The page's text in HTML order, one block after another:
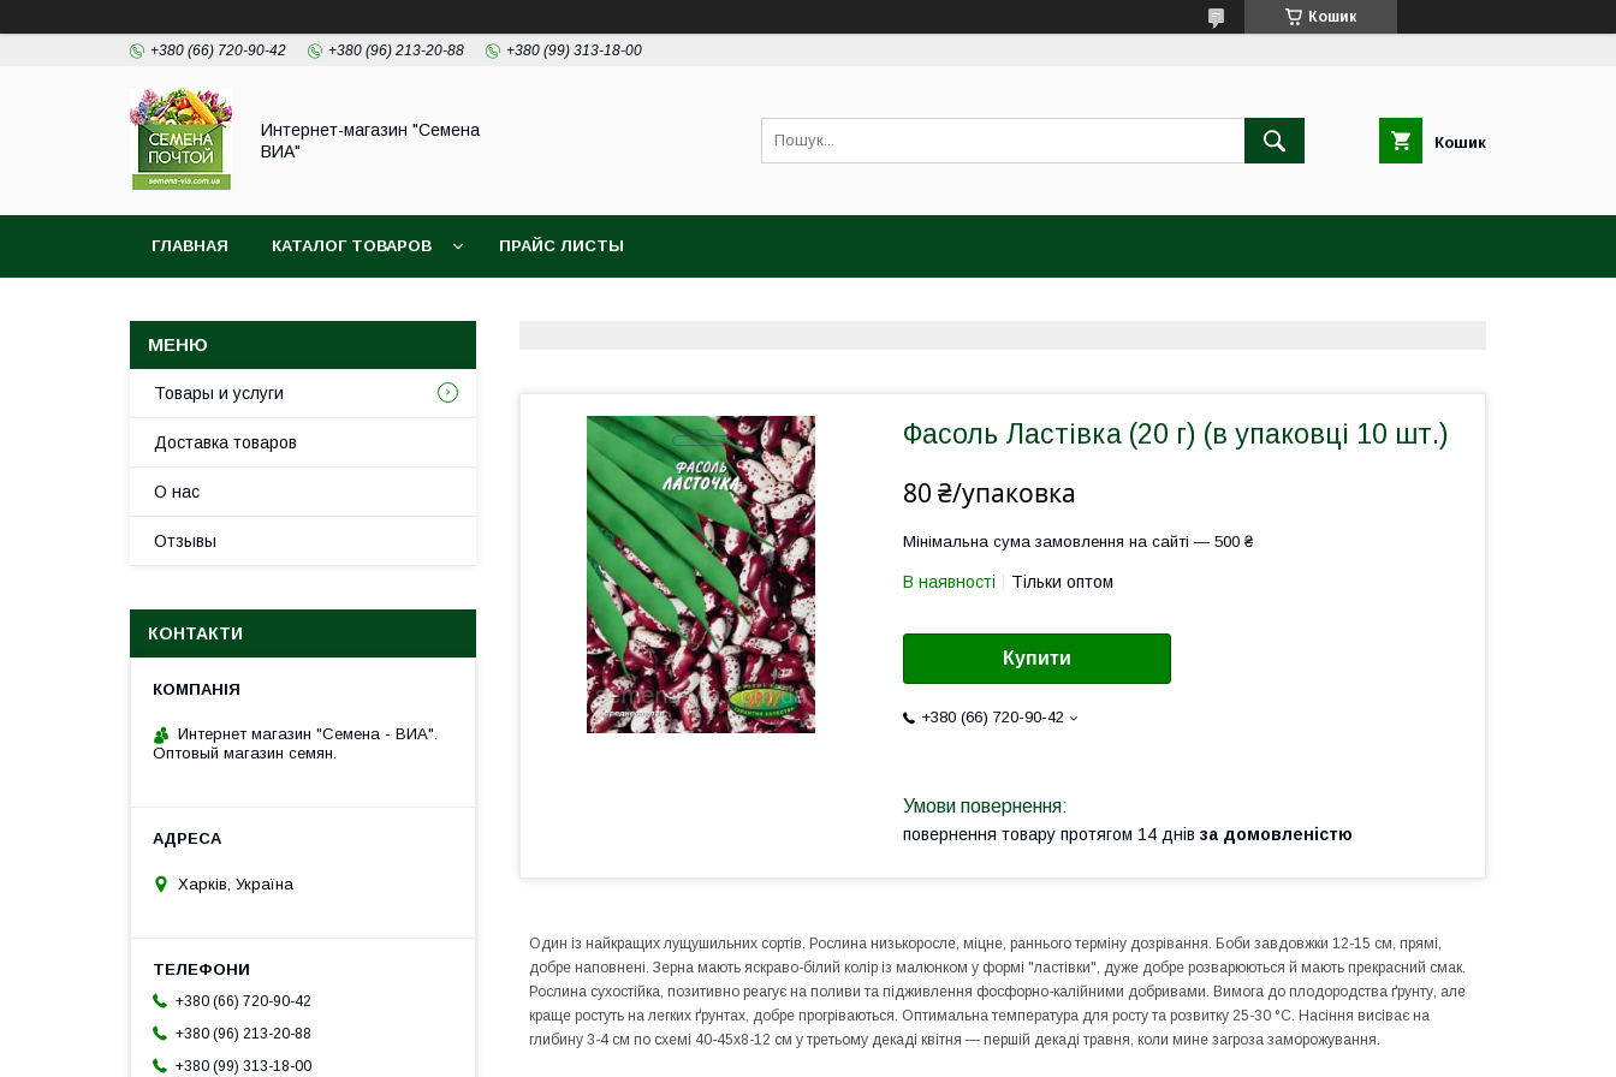
Кошик
+380 (66) 720-90-42 +380 (96) 213-20-88 +380 (99) 313-18-00
Интернет-магазин "Семена
ВИА"
Кошик
ГЛАВНАЯ КАТАЛОГ ТОВАРОВ ПРАЙС ЛИСТЫ
Фасоль Ластівка (20 г) (в упаковці 10 шт.)
80 ₴/упаковка
Мінімальна сума замовлення на сайті — 500 ₴
В наявності Тільки оптом
Купити
+380 (66) 720-90-42
повернення товару протягом 14 днів за домовленістю
Один із найкращих лущушильних сортів. Рослина низькоросле, міцне, раннього терміну дозрівання. Боби завдовжки 12-15 см, прямі,
добре наповнені. Зерна мають яскраво-білий колір із малюнком у формі "ластівки", дуже добре розварюються й мають прекрасний смак.
Рослина сухостійка, позитивно реагує на поливи та підживлення фосфорно-калійними добривами. Вимога до плодородства ґрунту, але
краще ростуть на легких ґрунтах, добре прогріваються. Оптимальна температура для росту та розвитку 25-30 °C. Насіння висіває на
глибину 3-4 см по схемі 40-45x8-12 см у третьому декаді квітня — першій декаді травня, коли мине загроза заморожування.
Товары и услуги
Доставка товаров
О нас
Отзывы
КОНТАКТИ
Интернет магазин "Семена - ВИА".
Оптовый магазин семян.
Харків, Україна
+380 (66) 720-90-42
+380 (96) 213-20-88
+380 (99) 313-18-00